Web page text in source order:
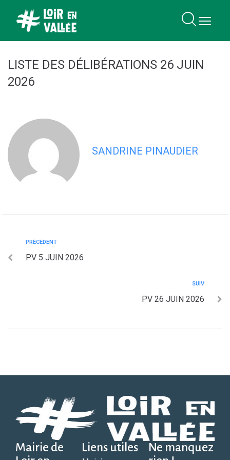
principal
LISTE DES DÉLIBÉRATIONS 26 JUIN
2026
SANDRINE PINAUDIER
PRÉCÉDENT
PV 5 JUIN 2026
SUIV
PV 26 JUIN 2026
Mairie de
Liens utiles
Ne manquez